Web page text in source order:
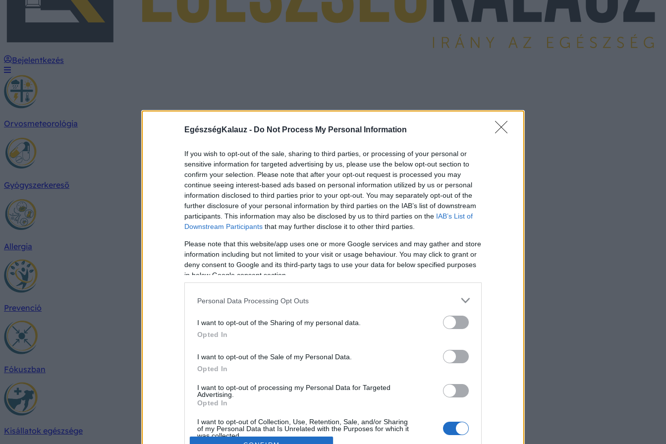
EgészségKalauz - Do Not Process My Personal Information
If you wish to opt-out of the sale, sharing to third parties, or processing of your personal or
sensitive information for targeted advertising by us, please use the below opt-out section to
confirm your selection. Please note that after your opt-out request is processed you may
continue seeing interest-based ads based on personal information utilized by us or personal
information disclosed to third parties prior to your opt-out. You may separately opt-out of the
further disclosure of your personal information by third parties on the IAB’s list of downstream
participants. This information may also be disclosed by us to third parties on the IAB’s List of
Downstream Participants that may further disclose it to other third parties.
Please note that this website/app uses one or more Google services and may gather and store
information including but not limited to your visit or usage behaviour. You may click to grant or
deny consent to Google and its third-party tags to use your data for below specified purposes
in below Google consent section.
Personal Data Processing Opt Outs
I want to opt-out of the Sharing of my personal data.
Opted In
I want to opt-out of the Sale of my Personal Data.
Opted In
I want to opt-out of processing my Personal Data for Targeted
Advertising.
Opted In
I want to opt-out of Collection, Use, Retention, Sale, and/or Sharing
of my Personal Data that Is Unrelated with the Purposes for which it
was collected.
Bejelentkezés
Orvosmeteorológia
Gyógyszerkereső
Allergia
Prevenció
Fókuszban
Kisállatok egészsége